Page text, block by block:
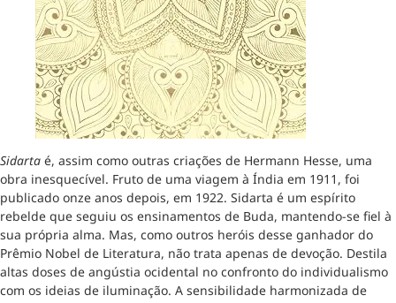
Sidarta é, assim como outras criações de Hermann Hesse, uma
obra inesquecível. Fruto de uma viagem à Índia em 1911, foi
publicado onze anos depois, em 1922. Sidarta é um espírito
rebelde que seguiu os ensinamentos de Buda, mantendo-se fiel à
sua própria alma. Mas, como outros heróis desse ganhador do
Prêmio Nobel de Literatura, não trata apenas de devoção. Destila
altas doses de angústia ocidental no confronto do individualismo
com os ideias de iluminação. A sensibilidade harmonizada de